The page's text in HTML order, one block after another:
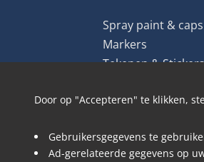
Spray paint & caps
Markers
Tekenen & Stickers
Kleding
Art prints
Door op "Accepteren" te klikken,
Gebruikersgegevens te
Ad-gerelateerde gegevens op